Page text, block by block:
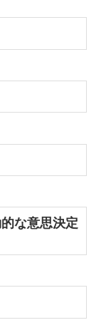
な意思決定